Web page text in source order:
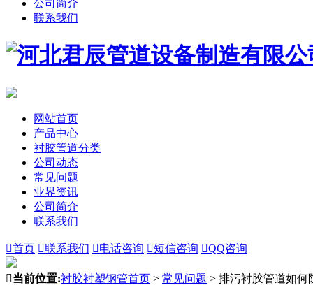
公司简介
联系我们
网站首页
产品中心
衬胶管道分类
公司动态
常见问题
业界资讯
公司简介
联系我们
首页 联系我们 电话咨询 短信咨询 QQ咨询
当前位置:衬胶衬塑钢管首页 > 常见问题 > 排污衬胶管道如何